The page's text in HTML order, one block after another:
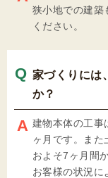
狭小地での建築
ください。
家づくりには
か？
建物本体の工事
ヶ月です。また
およそ7ヶ月間
お客様の状況に